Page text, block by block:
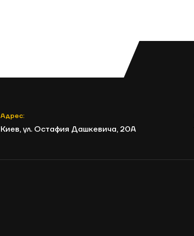
Адрес:
Киев, ул. Остафия Дашкевича, 20А